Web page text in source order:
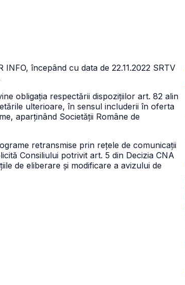
începând cu data de 22.11.2022 SRTV
obligația respectării dispozițiilor art. 82 alin
ulterioare, în sensul includerii în oferta
aparținând Societății Române de
retransmise prin rețele de comunicații
Consiliului potrivit art. 5 din Decizia CNA
de eliberare și modificare a avizului de